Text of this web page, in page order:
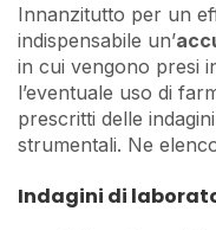
Innanzitutto per un
indispensabile un’
in cui vengono presi
l’eventuale uso di
prescritti delle
strumentali. Ne
Indagini di